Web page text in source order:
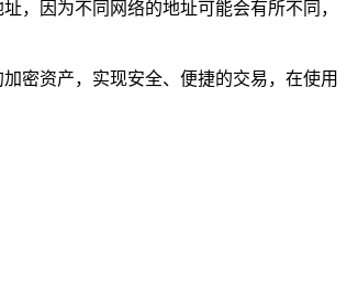
，因为不同网络的地址可能会有所不同，
密资产，实现安全、便捷的交易，在使用